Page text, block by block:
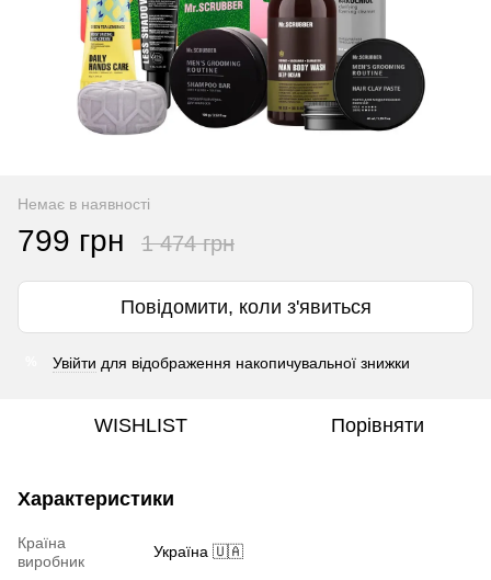
Немає в наявності
799 грн 1 474 грн
Повідомити, коли з'явиться
Увійти для відображення накопичувальної знижки
WISHLIST Порівняти
Характеристики
Країна
виробник
Україна 🇺🇦